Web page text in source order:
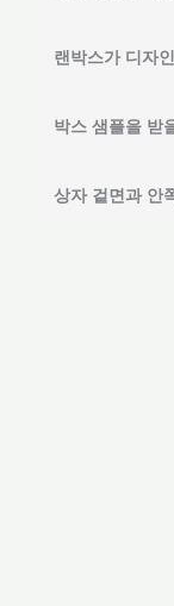
랜박스가 디자
박스 샘플을 받
상자 겉면과 안